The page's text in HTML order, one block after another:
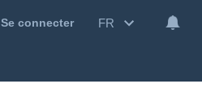
Se connecter FR